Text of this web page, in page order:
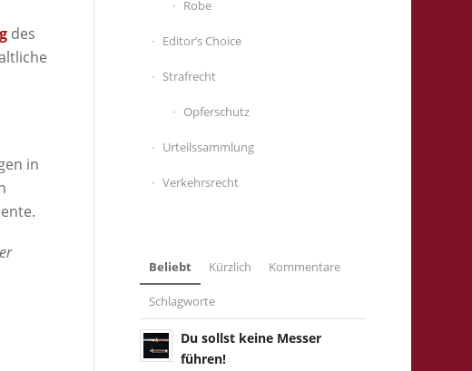
des
in
Robe
Editor’s Choice
Strafrecht
Opferschutz
Urteilssammlung
Verkehrsrecht
Beliebt Kürzlich Kommentare
Schlagworte
Du sollst keine Messer
führen!